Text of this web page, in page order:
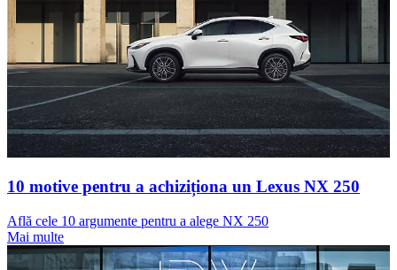
10 motive pentru a achiziționa un Lexus NX 250
Află cele 10 argumente pentru a alege NX 250
Mai multe